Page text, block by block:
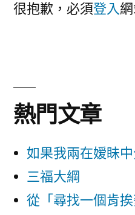
很抱歉，必須登入
熱門文章
如果我兩在嫒眛
三福大綱
從「尋找一個肯